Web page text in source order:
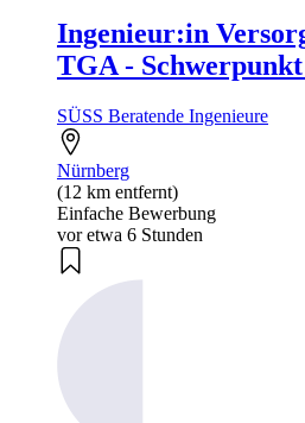
Ingenieur:in
TGA -
SÜSS Beratende Ingenieure
Nürnberg
(12 km entfernt)
Einfache Bewerbung
vor etwa 6 Stunden